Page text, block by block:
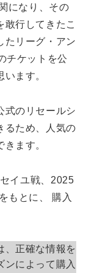
になり、その
行してきたこ
たリーグ・アン
チケットを公
ます。
式のリセールシ
るため、人気の
ます。
イユ戦、2025
もとに、 購入
正確な情報を
ンによって購入